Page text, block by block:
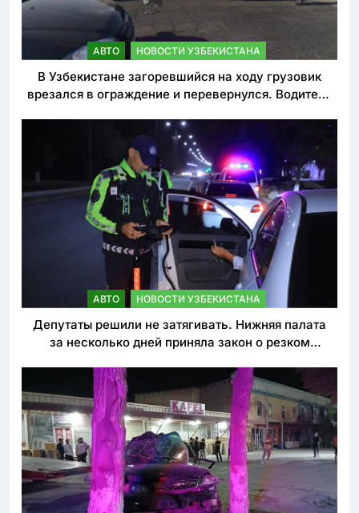
АВТО НОВОСТИ УЗБЕКИСТАНА
В Узбекистане загоревшийся на ходу грузовик
врезался в ограждение и перевернулся. Водитель
АВТО НОВОСТИ УЗБЕКИСТАНА
Депутаты решили не затягивать. Нижняя палата
за несколько дней приняла закон о резком